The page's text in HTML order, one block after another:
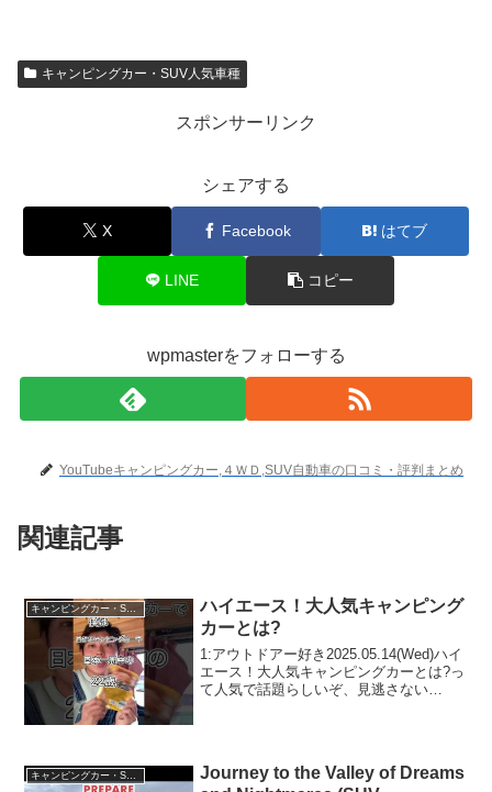
キャンピングカー・SUV人気車種
スポンサーリンク
シェアする
X Facebook はてブ
LINE コピー
wpmasterをフォローする
YouTubeキャンピングカー,４ＷＤ,SUV自動車の口コミ・評判まとめ
関連記事
ハイエース！大人気キャンピング
カーとは?
1:アウトドアー好き2025.05.14(Wed)ハイ
エース！大人気キャンピングカーとは?っ
て人気で話題らしいぞ、見逃さない
キャンピングカー・SUV人気車種
Journey to the Valley of Dreams